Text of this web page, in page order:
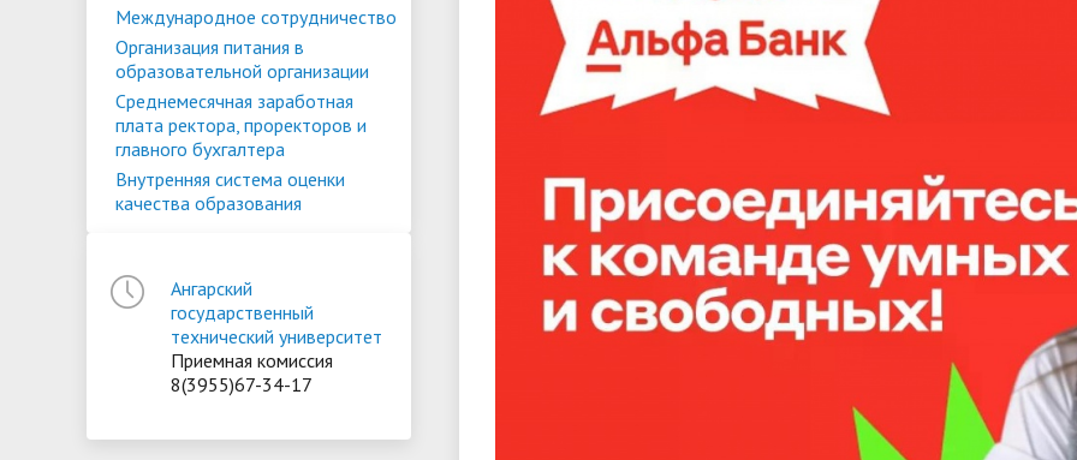
Международное сотрудничество
Организация питания в
образовательной организации
Среднемесячная заработная
плата ректора, проректоров и
главного бухгалтера
Внутренняя система оценки
качества образования
Ангарский
государственный
технический университет
Приемная комиссия
8(3955)67-34-17